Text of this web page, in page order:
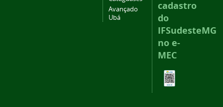
Avançado
Ubá
cadastro
do
IFSudesteMG
no e-
MEC